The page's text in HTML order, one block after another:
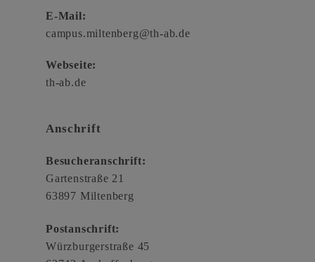
E-Mail:
campus.miltenberg@th-ab.de
Webseite:
th-ab.de
Anschrift
Besucheranschrift:
Gartenstraße 21
63897 Miltenberg
Postanschrift:
Würzburgerstraße 45